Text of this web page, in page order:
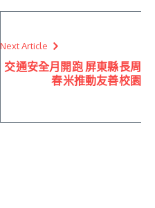
Next Article
交通安全月開跑 屏東縣長周
春米推動友善校園